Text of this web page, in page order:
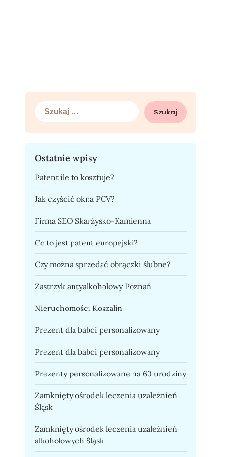
Szukaj:
Ostatnie wpisy
Patent ile to kosztuje?
Jak czyścić okna PCV?
Firma SEO Skarżysko-Kamienna
Co to jest patent europejski?
Czy można sprzedać obrączki ślubne?
Zastrzyk antyalkoholowy Poznań
Nieruchomości Koszalin
Prezent dla babci personalizowany
Prezent dla babci personalizowany
Prezenty personalizowane na 60 urodziny
Zamknięty ośrodek leczenia uzależnień
Śląsk
Zamknięty ośrodek leczenia uzależnień
alkoholowych Śląsk